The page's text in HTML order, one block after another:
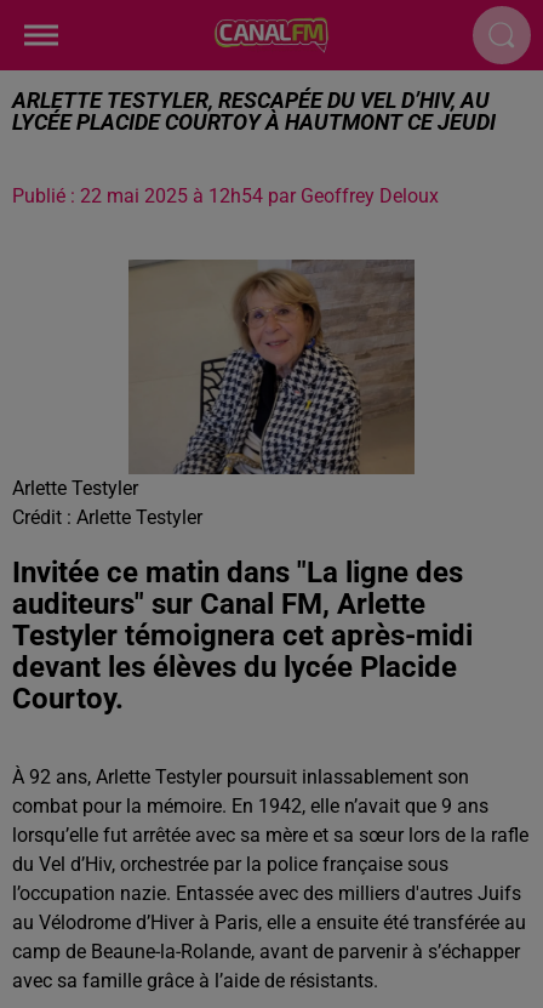
ARLETTE TESTYLER, RESCAPÉE DU VEL D’HIV, AU
LYCÉE PLACIDE COURTOY À HAUTMONT CE JEUDI
Publié : 22 mai 2025 à 12h54 par Geoffrey Deloux
Arlette Testyler
Crédit : Arlette Testyler
Invitée ce matin dans "La ligne des
auditeurs" sur Canal FM, Arlette
Testyler témoignera cet après-midi
devant les élèves du lycée Placide
Courtoy.
À 92 ans, Arlette Testyler poursuit inlassablement son
combat pour la mémoire. En 1942, elle n’avait que 9 ans
lorsqu’elle fut arrêtée avec sa mère et sa sœur lors de la rafle
du Vel d’Hiv, orchestrée par la police française sous
l’occupation nazie. Entassée avec des milliers d'autres Juifs
au Vélodrome d’Hiver à Paris, elle a ensuite été transférée au
camp de Beaune-la-Rolande, avant de parvenir à s’échapper
avec sa famille grâce à l’aide de résistants.